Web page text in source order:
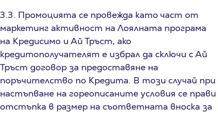
3.3. Промоцията се провежда като част от
маркетинг активност на Лоялната програма
на Кредисимо и Ай Тръст, ако
кредитополучателят е избрал да сключи с Ай
Тръст договор за предоставяне на
поръчителство по Кредита. В този случай при
настъпване на гореописаните условия се прави
отстъпка в размер на съответната вноска за